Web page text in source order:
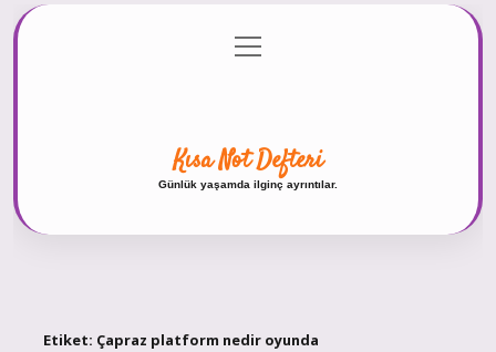
Gizlilik Politikası
menüyü
aç
Kısa Not Defteri
Günlük yaşamda ilginç ayrıntılar.
Etiket: Çapraz platform nedir oyunda